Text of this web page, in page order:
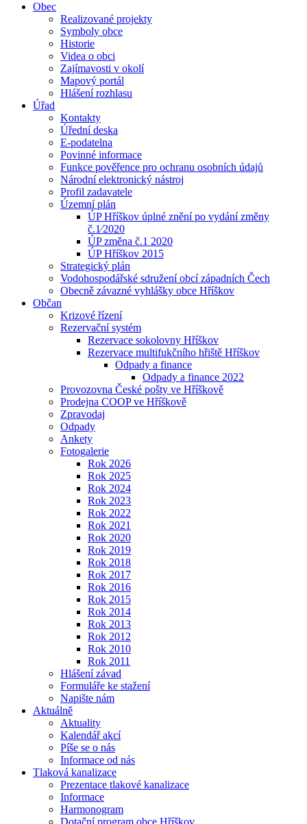
Obec
Realizované projekty
Symboly obce
Historie
Videa o obci
Zajímavosti v okolí
Mapový portál
Hlášení rozhlasu
Úřad
Kontakty
Úřední deska
E-podatelna
Povinné informace
Funkce pověřence pro ochranu osobních údajů
Národní elektronický nástroj
Profil zadavatele
Územní plán
ÚP Hříškov úplné znění po vydání změny
č.1⁄2020
ÚP změna č.1 2020
ÚP Hříškov 2015
Strategický plán
Vodohospodářské sdružení obcí západních Čech
Obecně závazné vyhlášky obce Hříškov
Občan
Krizové řízení
Rezervační systém
Rezervace sokolovny Hříškov
Rezervace multifukčního hřiště Hříškov
Odpady a finance
Odpady a finance 2022
Provozovna České pošty ve Hříškově
Prodejna COOP ve Hříškově
Zpravodaj
Odpady
Ankety
Fotogalerie
Rok 2026
Rok 2025
Rok 2024
Rok 2023
Rok 2022
Rok 2021
Rok 2020
Rok 2019
Rok 2018
Rok 2017
Rok 2016
Rok 2015
Rok 2014
Rok 2013
Rok 2012
Rok 2010
Rok 2011
Hlášení závad
Formuláře ke stažení
Napište nám
Aktuálně
Aktuality
Kalendář akcí
Píše se o nás
Informace od nás
Tlaková kanalizace
Prezentace tlakové kanalizace
Informace
Harmonogram
Dotační program obce Hříškov